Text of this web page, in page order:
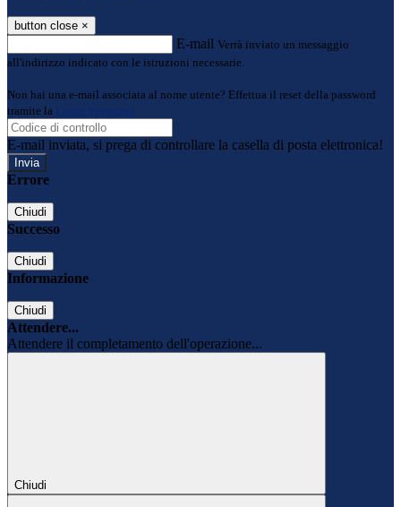
button close ×
E-mail Verrà inviato un messaggio
all'indirizzo indicato con le istruzioni necessarie.
Non hai una e-mail associata al nome utente? Effettua il reset della password
tramite la
Login Spaggiari
E-mail inviata, si prega di controllare la casella di posta elettronica!
Errore
Chiudi
Successo
Chiudi
Informazione
Chiudi
Attendere...
Attendere il completamento dell'operazione...
Chiudi